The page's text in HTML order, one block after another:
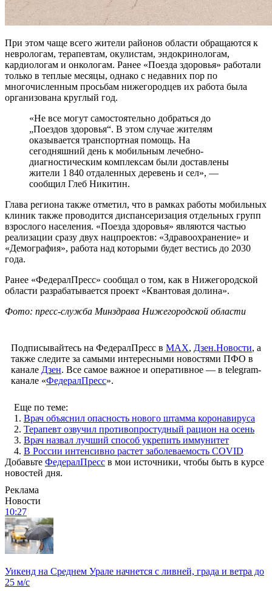
При этом чаще всего жители районов области обращаются к
неврологам, терапевтам, окулистам, эндокринологам,
кардиологам и онкологам. Ранее «Поезда здоровья» работали
только в теплые месяцы, однако с недавних пор по
многочисленным просьбам нижегородцев их работа была
организована круглый год.
«Не все могут самостоятельно добраться до
„Поездов здоровья“. В этом случае жителям
оказывается транспортная помощь. На
сегодняшний день к мобильным лечебно-
диагностическим комплексам были доставлены
жители 1 840 отдаленных деревень и сел», —
сообщил Глеб Никитин.
Глава региона также отметил, что в рамках работы мобильных
клиник также проводится диспансеризация отдельных групп
взрослого населения. «Поезда здоровья» являются частью
реализации сразу двух нацпроектов: «Здравоохранение» и
«Демография», работа над которыми будет вестись до 2030
года.
Ранее «ФедералПресс» сообщал о том, как в Нижегородской
области разрабатывается проект «Квантовая долина».
Фото: пресс-служба Минздрава Нижегородской области
Подписывайтесь на ФедералПресс в МАХ, Дзен.Новости, а
также следите за самыми интересными новостями ПФО в
канале Дзен. Все самое важное и оперативное — в telegram-
канале «ФедералПресс».
Еще по теме:
1. Врач объяснил опасность нового штамма коронавируса
2. Терапевт озвучил противопростудный рацион на осень
3. Врач назвал лучший способ укрепить иммунитет
4. В России интенсивно растет заболеваемость COVID
Добавьте ФедералПресс в мои источники, чтобы быть в курсе
новостей дня.
Реклама
Новости
10:27
Уикенд на Среднем Урале начнется с ливней, града и ветра до
25 м/с